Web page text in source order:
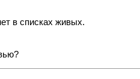
в списках живых.